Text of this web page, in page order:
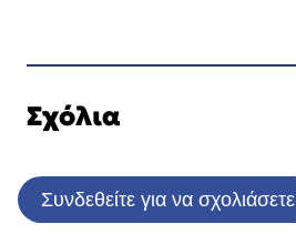
Σχόλια
Συνδεθείτε για να σχολιάσετε